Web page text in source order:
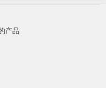
产品